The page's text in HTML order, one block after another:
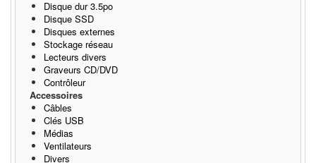
Disque dur 3.5po
Disque SSD
Disques externes
Stockage réseau
Lecteurs divers
Graveurs CD/DVD
Contrôleur
Accessoires
Câbles
Clés USB
Médias
Ventilateurs
Divers